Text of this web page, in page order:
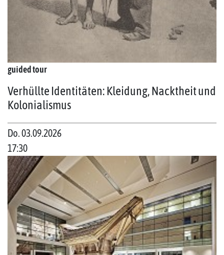
guided tour
Verhüllte Identitäten: Kleidung, Nacktheit und
Kolonialismus
Do. 03.09.2026
17:30